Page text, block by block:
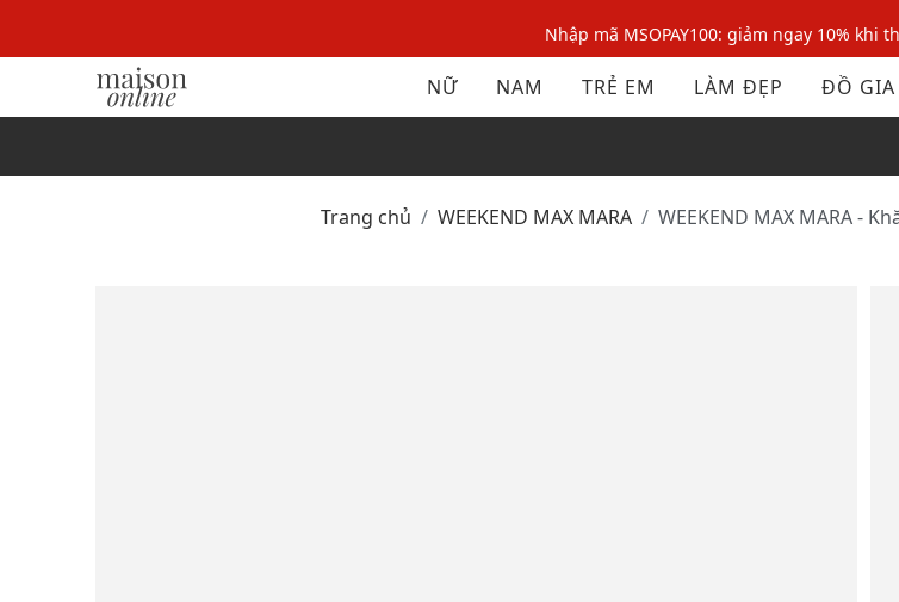
Nhập mã MSOPAY100: giảm ngay 10% khi
Nhập mã: MSOXINCHAO - Giảm 10% đơn
Nhập mã MSOPAY100: giảm ngay 10% khi
NỮ NAM TRẺ EM LÀM ĐẸP ĐỒ GIA
Trang chủ WEEKEND MAX MARA WEEKEND MAX MARA